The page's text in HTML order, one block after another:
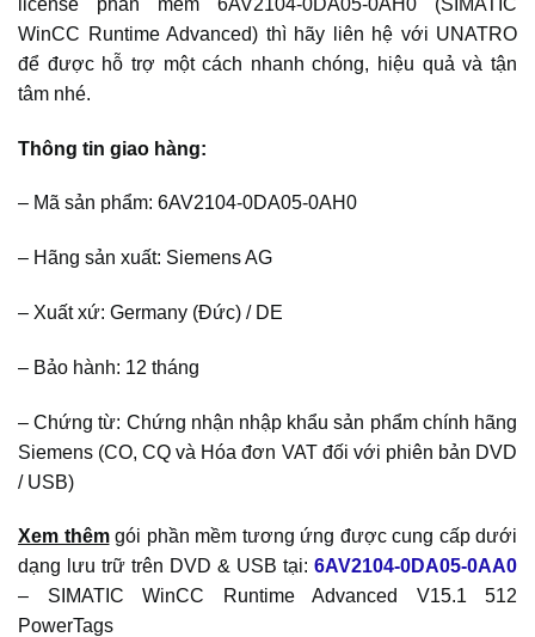
WinCC Runtime Advanced) thì hãy liên hệ với UNATRO
để được hỗ trợ một cách nhanh chóng, hiệu quả và tận
tâm nhé.
Thông tin giao hàng:
– Mã sản phẩm: 6AV2104-0DA05-0AH0
– Hãng sản xuất: Siemens AG
– Xuất xứ: Germany (Đức) / DE
– Bảo hành: 12 tháng
– Chứng từ: Chứng nhận nhập khẩu sản phẩm chính hãng
Siemens (CO, CQ và Hóa đơn VAT đối với phiên bản DVD
/ USB)
Xem thêmgói phần mềm tương ứng được cung cấp dưới
dạng lưu trữ trên DVD & USB tại: 6AV2104-0DA05-0AA0
– SIMATIC WinCC Runtime Advanced V15.1 512
PowerTags